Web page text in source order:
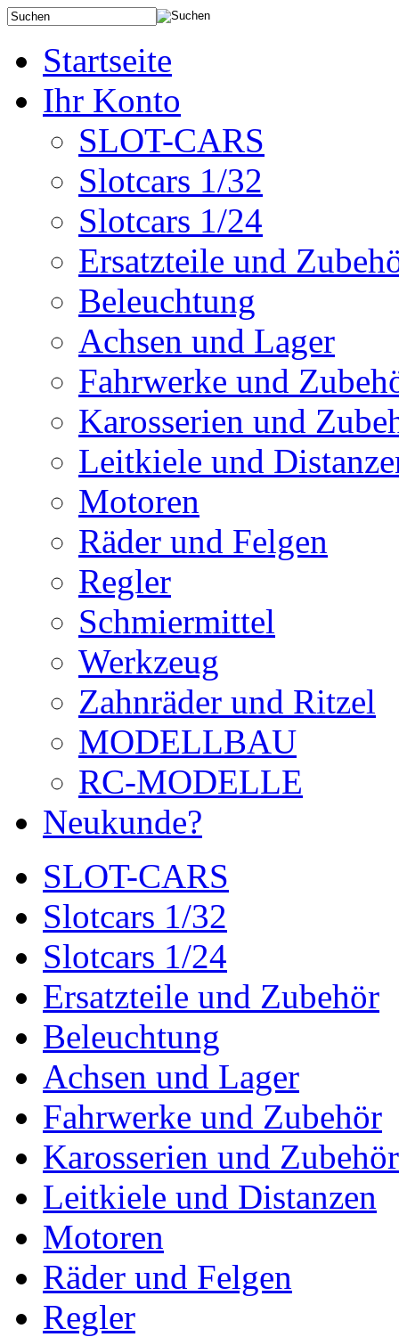
Startseite
Ihr Konto
SLOT-CARS
Slotcars 1/32
Slotcars 1/24
Ersatzteile und
Beleuchtung
Achsen und Lager
Fahrwerke und
Karosserien und
Leitkiele und
Motoren
Räder und Felgen
Regler
Schmiermittel
Werkzeug
Zahnräder und Ritzel
MODELLBAU
RC-MODELLE
Neukunde?
SLOT-CARS
Slotcars 1/32
Slotcars 1/24
Ersatzteile und Zubehör
Beleuchtung
Achsen und Lager
Fahrwerke und Zubehör
Karosserien und Zubehör
Leitkiele und Distanzen
Motoren
Räder und Felgen
Regler